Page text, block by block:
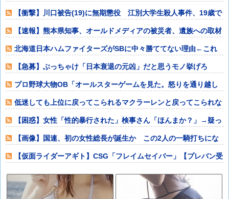
「11,385円
【衝撃】川口被告(19)に無期懲役 江別大学生殺人事件、19歳で
取り返し
【速報】熊本県知事、オールドメディアの被災者、遺族への取材
に怒り「極めて
北海道日本ハムファイターズがSBに中々勝ててない理由←これ
他
【急募】ぶっちゃけ「日本衰退の元凶」だと思うモノ挙げろ
wwwwwww他
プロ野球大物OB「オールスターゲームを見た。怒りを通り越し
て、あきれ果て
低迷しても上位に戻ってこられるマクラーレンと戻ってこられな
いウィリアムズ
【困惑】女性「性的暴行された」検事さん「ほんまか？」→疑っ
た検事さんを裁
【画像】国連、初の女性総長が誕生か この2人の一騎打ちにな
りそう他
【仮面ライダーアギト】CSG「フレイムセイバー」【プレバン受